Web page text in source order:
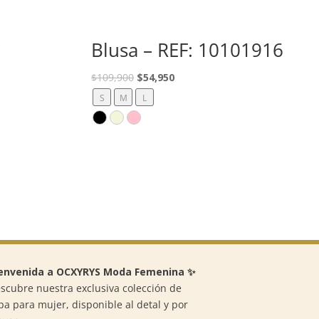
Blusa – REF: 10101916
$109,900 El
precio
original
$54,950El
S M L
a OCXYRYS Moda Femenina ✨
nuestra exclusiva colección de
para mujer, disponible al detal y por